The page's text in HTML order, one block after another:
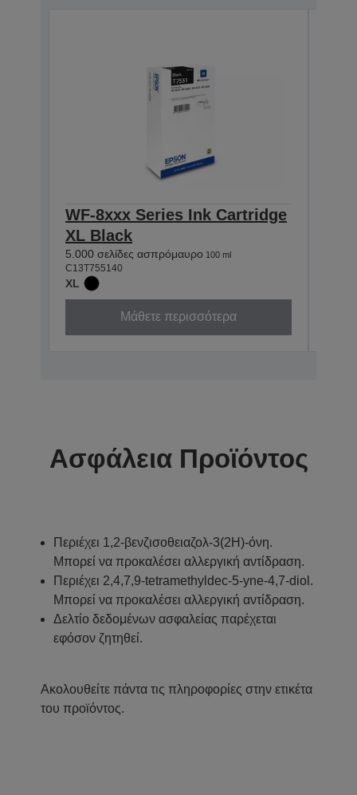
WF-8xxx Series Ink Cartridge
XL Black
5.000 σελίδες ασπρόμαυρο 100 ml
C13T755140
XL
Μάθετε περισσότερα
Ασφάλεια Προϊόντος
Περιέχει 1,2-βενζισοθειαζολ-3(2H)-όνη.
Μπορεί να προκαλέσει αλλεργική αντίδραση.
Περιέχει 2,4,7,9-tetramethyldec-5-yne-4,7-diol.
Μπορεί να προκαλέσει αλλεργική αντίδραση.
Δελτίο δεδομένων ασφαλείας παρέχεται
εφόσον ζητηθεί.
Ακολουθείτε πάντα τις πληροφορίες στην ετικέτα
του προϊόντος.